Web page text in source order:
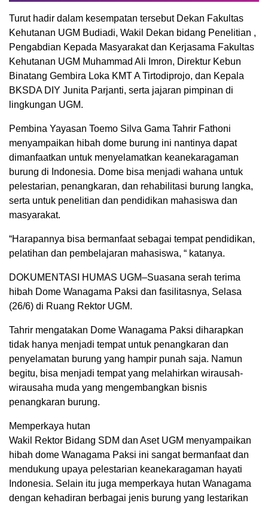
Turut hadir dalam kesempatan tersebut Dekan Fakultas
Kehutanan UGM Budiadi, Wakil Dekan bidang Penelitian ,
Pengabdian Kepada Masyarakat dan Kerjasama Fakultas
Kehutanan UGM Muhammad Ali Imron, Direktur Kebun
Binatang Gembira Loka KMT A Tirtodiprojo, dan Kepala
BKSDA DIY Junita Parjanti, serta jajaran pimpinan di
lingkungan UGM.
Pembina Yayasan Toemo Silva Gama Tahrir Fathoni
menyampaikan hibah dome burung ini nantinya dapat
dimanfaatkan untuk menyelamatkan keanekaragaman
burung di Indonesia. Dome bisa menjadi wahana untuk
pelestarian, penangkaran, dan rehabilitasi burung langka,
serta untuk penelitian dan pendidikan mahasiswa dan
masyarakat.
“Harapannya bisa bermanfaat sebagai tempat pendidikan,
pelatihan dan pembelajaran mahasiswa, “ katanya.
DOKUMENTASI HUMAS UGM–Suasana serah terima
hibah Dome Wanagama Paksi dan fasilitasnya, Selasa
(26/6) di Ruang Rektor UGM.
Tahrir mengatakan Dome Wanagama Paksi diharapkan
tidak hanya menjadi tempat untuk penangkaran dan
penyelamatan burung yang hampir punah saja. Namun
begitu, bisa menjadi tempat yang melahirkan wirausah-
wirausaha muda yang mengembangkan bisnis
penangkaran burung.
Memperkaya hutan
Wakil Rektor Bidang SDM dan Aset UGM menyampaikan
hibah dome Wanagama Paksi ini sangat bermanfaat dan
mendukung upaya pelestarian keanekaragaman hayati
Indonesia. Selain itu juga memperkaya hutan Wanagama
dengan kehadiran berbagai jenis burung yang lestarikan